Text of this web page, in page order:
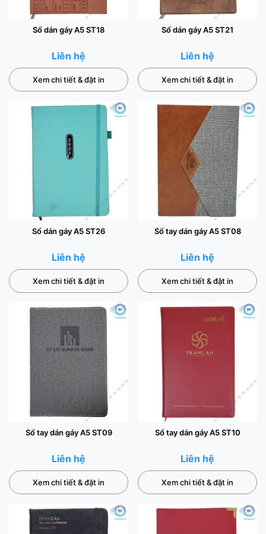
Sổ dán gáy A5 ST18
Liên hệ
Xem chi tiết & đặt in
Sổ dán gáy A5 ST21
Liên hệ
Xem chi tiết & đặt in
Sổ dán gáy A5 ST26
Liên hệ
Xem chi tiết & đặt in
Sổ tay dán gáy A5 ST08
Liên hệ
Xem chi tiết & đặt in
Sổ tay dán gáy A5 ST09
Liên hệ
Xem chi tiết & đặt in
Sổ tay dán gáy A5 ST10
Liên hệ
Xem chi tiết & đặt in